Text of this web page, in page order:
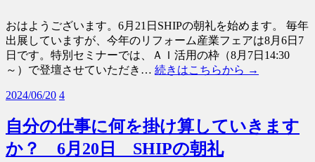
おはようございます。6月21日SHIPの朝礼を始めます。 毎年
出展していますが、今年のリフォーム産業フェアは8月6日7
日です。特別セミナーでは、ＡＩ活用の枠（8月7日14:30
～）で登壇させていただき… 続きはこちらから →
2024/06/20 4
自分の仕事に何を掛け算していきます
か？ 6月20日 SHIPの朝礼